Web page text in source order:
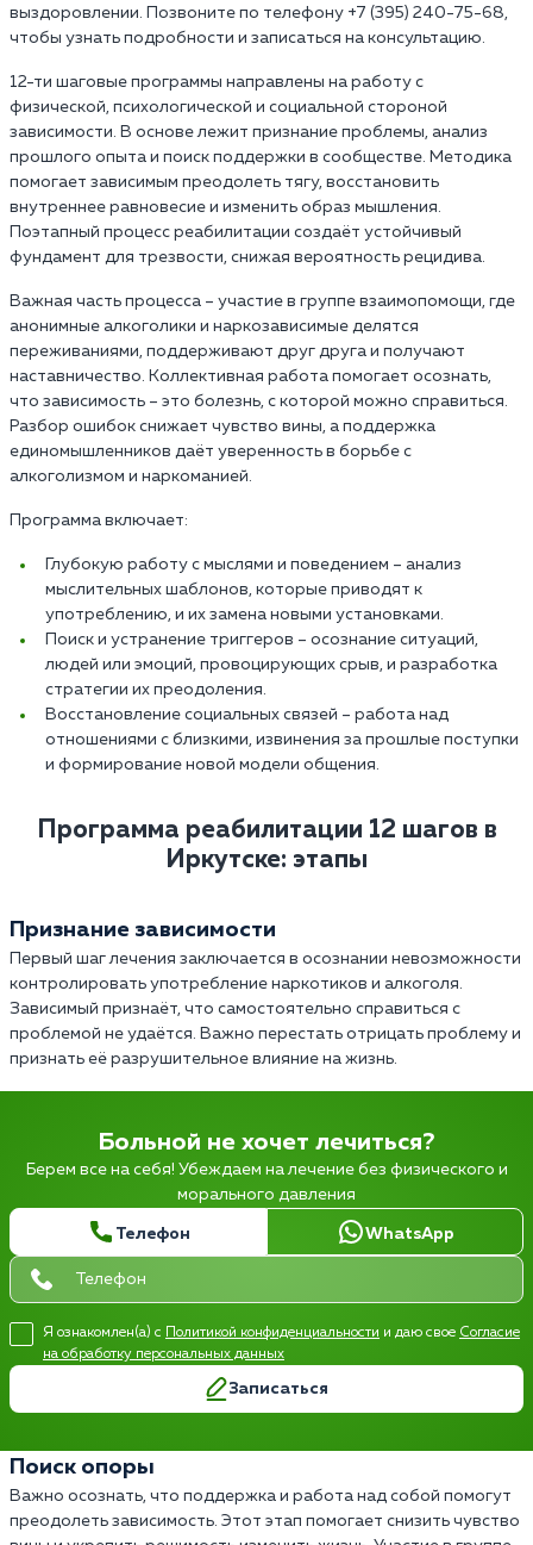
выздоровлении. Позвоните по телефону +7 (395) 240-75-68,
чтобы узнать подробности и записаться на консультацию.
12-ти шаговые программы направлены на работу с
физической, психологической и социальной стороной
зависимости. В основе лежит признание проблемы, анализ
прошлого опыта и поиск поддержки в сообществе. Методика
помогает зависимым преодолеть тягу, восстановить
внутреннее равновесие и изменить образ мышления.
Поэтапный процесс реабилитации создаёт устойчивый
фундамент для трезвости, снижая вероятность рецидива.
Важная часть процесса – участие в группе взаимопомощи, где
анонимные алкоголики и наркозависимые делятся
переживаниями, поддерживают друг друга и получают
наставничество. Коллективная работа помогает осознать,
что зависимость – это болезнь, с которой можно справиться.
Разбор ошибок снижает чувство вины, а поддержка
единомышленников даёт уверенность в борьбе с
алкоголизмом и наркоманией.
Программа включает:
Глубокую работу с мыслями и поведением – анализ
мыслительных шаблонов, которые приводят к
употреблению, и их замена новыми установками.
Поиск и устранение триггеров – осознание ситуаций,
людей или эмоций, провоцирующих срыв, и разработка
стратегии их преодоления.
Восстановление социальных связей – работа над
отношениями с близкими, извинения за прошлые поступки
и формирование новой модели общения.
Программа реабилитации 12 шагов в
Иркутске: этапы
Признание зависимости
Первый шаг лечения заключается в осознании невозможности
контролировать употребление наркотиков и алкоголя.
Зависимый признаёт, что самостоятельно справиться с
проблемой не удаётся. Важно перестать отрицать проблему и
признать её разрушительное влияние на жизнь.
Больной не хочет лечиться?
Берем все на себя! Убеждаем на лечение без физического и
морального давления
Телефон WhatsApp
Я ознакомлен(а) с Политикой конфиденциальности и даю свое Согласие
на обработку персональных данных
Записаться
Поиск опоры
Важно осознать, что поддержка и работа над собой помогут
преодолеть зависимость. Этот этап помогает снизить чувство